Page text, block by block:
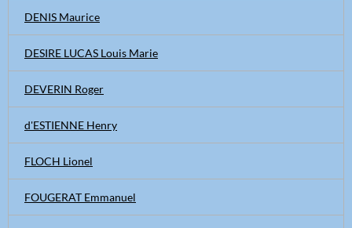
DENIS Maurice
DESIRE LUCAS Louis Marie
DEVERIN Roger
d'ESTIENNE Henry
FLOCH Lionel
FOUGERAT Emmanuel